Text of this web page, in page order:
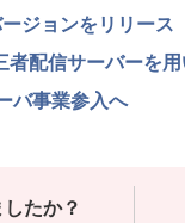
ジョンをリリー
配信サーバーを
バ事業参入へ
たか？